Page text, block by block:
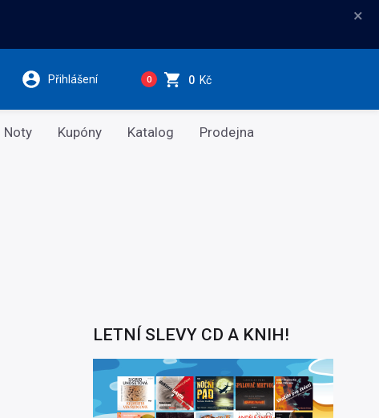
×
Přihlášení 0 0 Kč
Noty Kupóny Katalog Prodejna
LETNÍ SLEVY CD A KNIH!